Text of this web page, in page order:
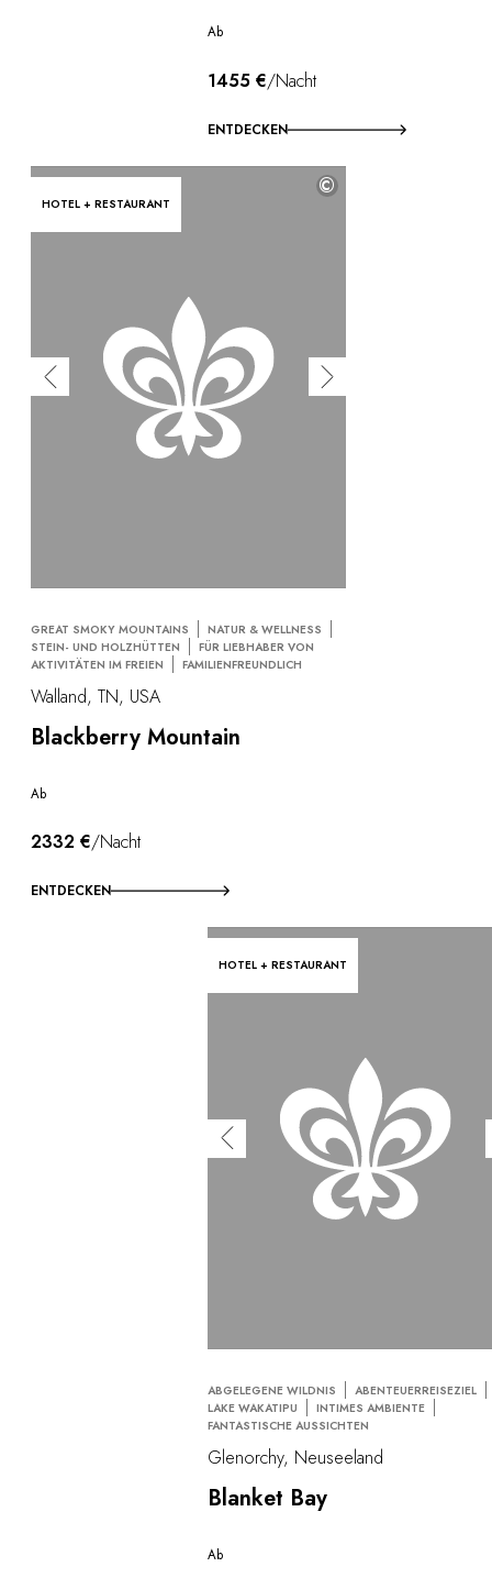
Ab
1455 €/Nacht
ENTDECKEN
HOTEL + RESTAURANT
©
GREAT SMOKY MOUNTAINS
NATUR & WELLNESS
STEIN- UND HOLZHÜTTEN
FÜR LIEBHABER VON
AKTIVITÄTEN IM FREIEN
FAMILIENFREUNDLICH
Walland, TN, USA
Blackberry Mountain
Ab
2332 €/Nacht
ENTDECKEN
HOTEL + RESTAURANT
ABGELEGENE WILDNIS
ABENTEUERREISEZIEL
LAKE WAKATIPU
INTIMES AMBIENTE
FANTASTISCHE AUSSICHTEN
Glenorchy, Neuseeland
Blanket Bay
Ab